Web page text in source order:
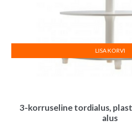
3-korruseline tordialus,
alus
LISA KORVI